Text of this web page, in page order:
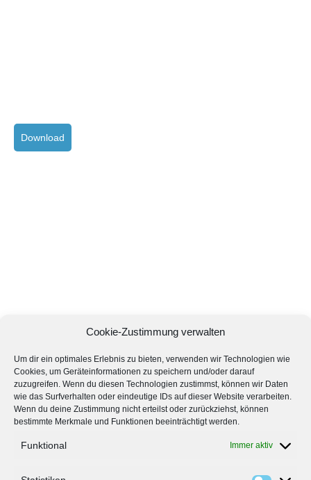
Cookie-Zustimmung verwalten
Um dir ein optimales Erlebnis zu bieten, verwenden wir Technologien wie
Cookies, um Geräteinformationen zu speichern und/oder darauf
zuzugreifen. Wenn du diesen Technologien zustimmst, können wir Daten
wie das Surfverhalten oder eindeutige IDs auf dieser Website verarbeiten.
Wenn du deine Zustimmung nicht erteilst oder zurückziehst, können
bestimmte Merkmale und Funktionen beeinträchtigt werden.
Funktional Immer aktiv
Download